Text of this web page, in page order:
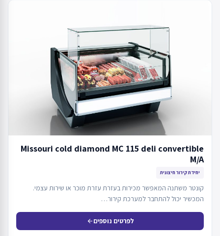
Missouri cold diamond MC 115 deli convertible
M/A
יחידת קירור חיצונית
קונטר משתנה המאפשר מכירות בעזרת עזרת מוכר או שירות עצמי.
המכשיר יכול להתחבר למערכת קירור…
לפרטים נוספיםarrow_back